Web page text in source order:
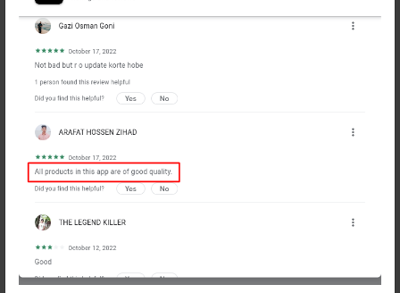
- +
অর্ডার
সকল
শেয়ার করুন:
বিবরণ Description
হোন্ডা হর্নেট ২.০ অরিজিনাল রিয়ার
মাডগার্ড(সেট)